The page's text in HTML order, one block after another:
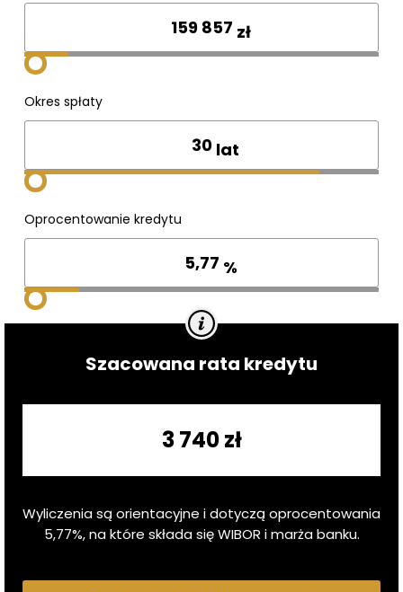
zł
Okres spłaty
lat
Oprocentowanie kredytu
%
Szacowana rata kredytu
3 740 zł
Wyliczenia są orientacyjne i dotyczą oprocentowania
5,77%, na które składa się WIBOR i marża banku.